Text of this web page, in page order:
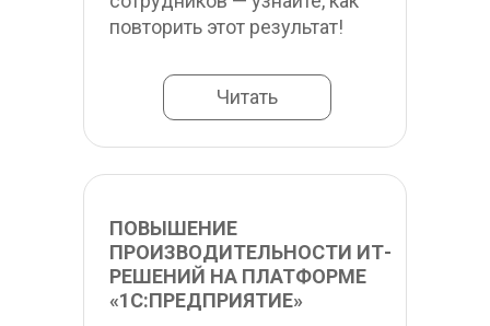
Читать
повторить этот результат!
ПОВЫШЕНИЕ
ПРОИЗВОДИТЕЛЬНОСТИ ИТ-
РЕШЕНИЙ НА ПЛАТФОРМЕ
«1С:ПРЕДПРИЯТИЕ»